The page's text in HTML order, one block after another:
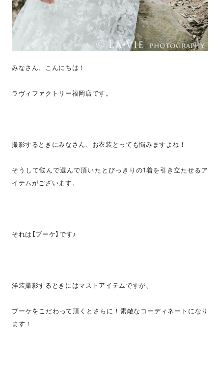
みなさん、こんにちは！
ラヴィファクトリー福岡店です。
撮影するときにみなさん、お衣装とっても悩みますよね！
そうして悩んで選んで頂いたとびっきりの1着を引き立たせるア
イテムがございます。
それは【ブーケ】です♪
洋装撮影するときにはマストアイテムですが、
ブーケをこだわって頂くとさらに！素敵なコーディネートになり
ます！